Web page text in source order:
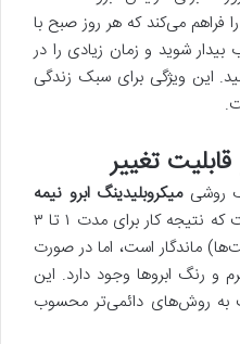
فراهم می‌کند که هر روز صبح با
شوید و زمان زیادی را در
این ویژگی برای سبک زندگی
تغییر
روشیمیکروبلیدینگ ابرو نیمه
است. این به معنای آن است که نتیجه کار برای مدت ۱ تا ۳
ماندگار است، اما در صورت
و رنگ ابروها وجود دارد. این
به روش‌های دائمی‌تر محسوب